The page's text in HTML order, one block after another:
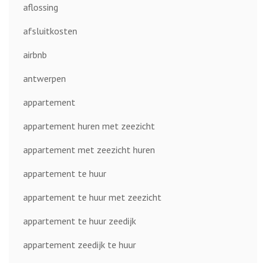
aflossing
afsluitkosten
airbnb
antwerpen
appartement
appartement huren met zeezicht
appartement met zeezicht huren
appartement te huur
appartement te huur met zeezicht
appartement te huur zeedijk
appartement zeedijk te huur